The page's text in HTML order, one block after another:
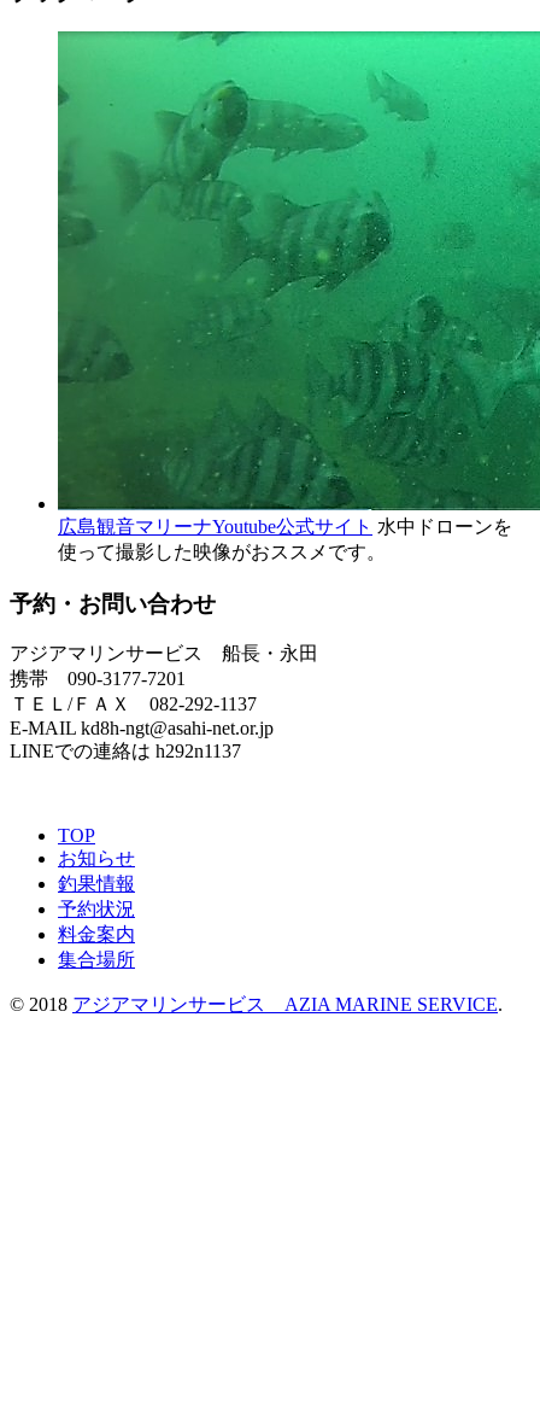
広島観音マリーナYoutube公式サイト 水中ドローンを
使って撮影した映像がおススメです。
予約・お問い合わせ
アジアマリンサービス 船長・永田
携帯 090-3177-7201
ＴＥＬ/ＦＡＸ 082-292-1137
E-MAIL kd8h-ngt@asahi-net.or.jp
LINEでの連絡は h292n1137
TOP
お知らせ
釣果情報
予約状況
料金案内
集合場所
© 2018 アジアマリンサービス AZIA MARINE SERVICE.